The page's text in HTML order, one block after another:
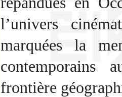
l’univers
marquées la
contemporains
frontière